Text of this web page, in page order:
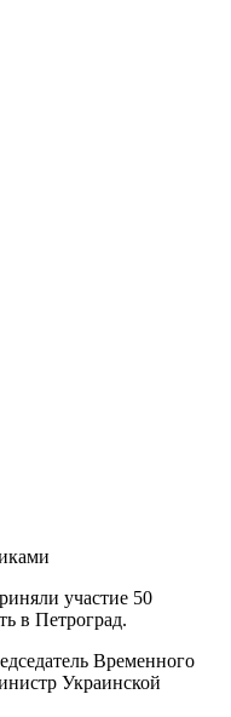
участие 50
в Петроград.
Временного
Украинской